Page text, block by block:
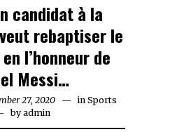
candidat à la
rebaptiser le
l’honneur de
Messi…
27, 2020November
2020
in Sports
byadmin